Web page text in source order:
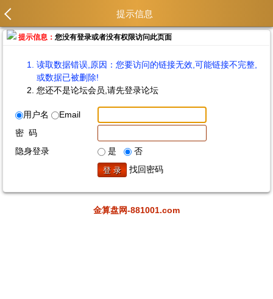
提示信息
提示信息：您没有登录或者没有权限访问此页面
读取数据错误,原因：您要访问的链接无效,可能链接不完整,
或数据已被删除!
您还不是论坛会员,请先登录论坛
用户名
Email
密 码
隐身登录
是
否
找回密码
金算盘网-881001.com